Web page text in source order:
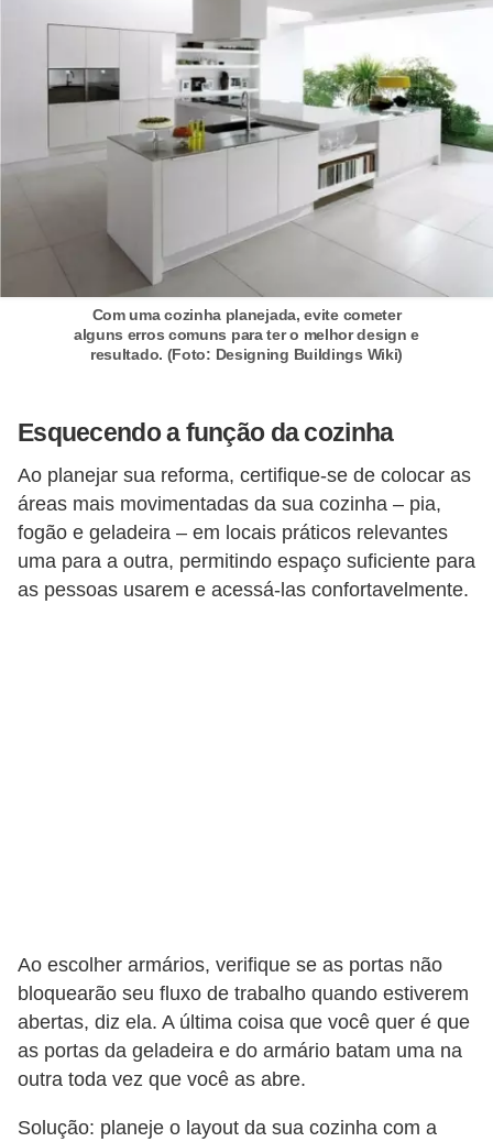
Com uma cozinha planejada, evite cometer
alguns erros comuns para ter o melhor design e
resultado. (Foto: Designing Buildings Wiki)
Esquecendo a função da cozinha
Ao planejar sua reforma, certifique-se de colocar as
áreas mais movimentadas da sua cozinha – pia,
fogão e geladeira – em locais práticos relevantes
uma para a outra, permitindo espaço suficiente para
as pessoas usarem e acessá-las confortavelmente.
Ao escolher armários, verifique se as portas não
bloquearão seu fluxo de trabalho quando estiverem
abertas, diz ela. A última coisa que você quer é que
as portas da geladeira e do armário batam uma na
outra toda vez que você as abre.
Solução: planeje o layout da sua cozinha com a